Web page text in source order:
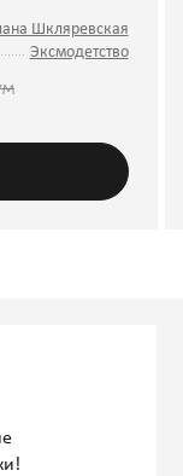
Шкляревская
Эксмодетство